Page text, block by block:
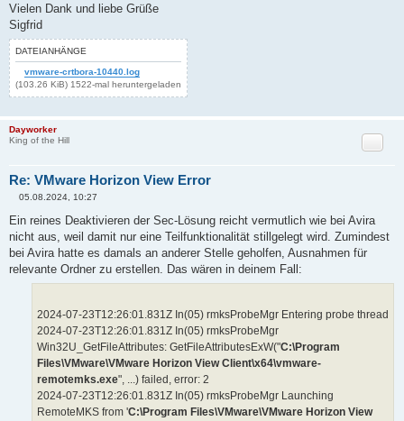
Vielen Dank und liebe Grüße
Sigfrid
DATEIANHÄNGE
vmware-crtbora-10440.log
(103.26 KiB) 1522-mal heruntergeladen
Dayworker
King of the Hill
Re: VMware Horizon View Error
Zitat
t
a
g
05.08.2024, 10:27
Ein reines Deaktivieren der Sec-Lösung reicht vermutlich wie bei Avira
nicht aus, weil damit nur eine Teilfunktionalität stillgelegt wird. Zumindest
bei Avira hatte es damals an anderer Stelle geholfen, Ausnahmen für
relevante Ordner zu erstellen. Das wären in deinem Fall:
2024-07-23T12:26:01.831Z In(05) rmksProbeMgr Entering probe thread
2024-07-23T12:26:01.831Z In(05) rmksProbeMgr
Win32U_GetFileAttributes: GetFileAttributesExW("C:\Program
Files\VMware\VMware Horizon View Client\x64\vmware-
remotemks.exe", ...) failed, error: 2
2024-07-23T12:26:01.831Z In(05) rmksProbeMgr Launching
RemoteMKS from 'C:\Program Files\VMware\VMware Horizon View